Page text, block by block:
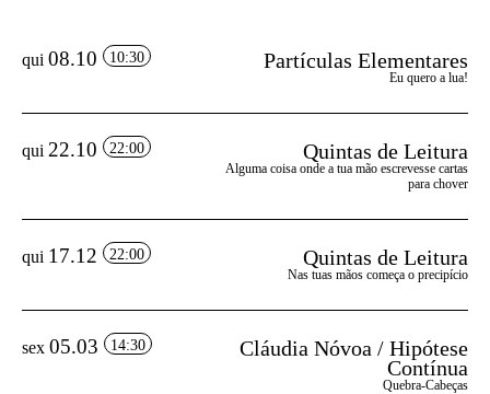
qui 08.10 10:30 Partículas Elementares
Eu quero a lua!
qui 22.10 22:00 Quintas de Leitura
Alguma coisa onde a tua mão escrevesse cartas
para chover
qui 17.12 22:00 Quintas de Leitura
Nas tuas mãos começa o precipício
sex 05.03 14:30
Cláudia Nóvoa / Hipótese
Contínua
Quebra-Cabeças